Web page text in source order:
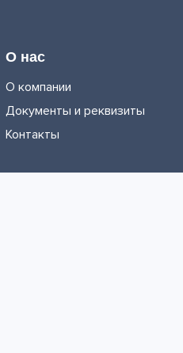
О нас
О компании
Документы и реквизиты
Контакты